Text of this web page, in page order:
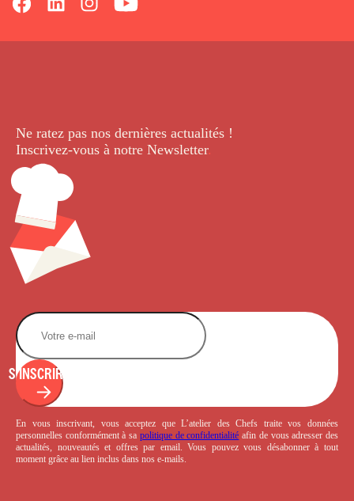
Ne ratez pas nos dernières actualités !
Inscrivez-vous à notre Newsletter.
S'INSCRIRE
En vous inscrivant, vous acceptez que L’atelier des Chefs traite vos données
personnelles conformément à sa politique de confidentialité afin de vous adresser des
actualités, nouveautés et offres par email. Vous pouvez vous désabonner à tout
moment grâce au lien inclus dans nos e-mails.